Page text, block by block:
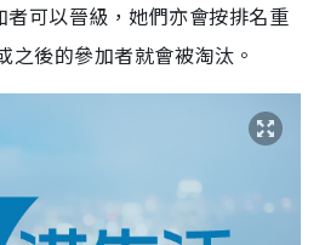
可以晉級，她們亦會按排名重
之後的參加者就會被淘汰。